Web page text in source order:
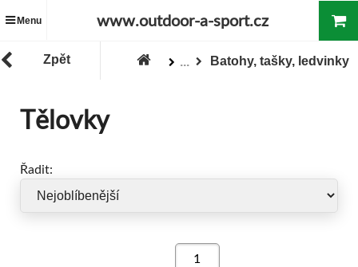
Menu www.outdoor-a-sport.cz
Zpět ... Batohy, tašky, ledvinky
Tělovky
Řadit: